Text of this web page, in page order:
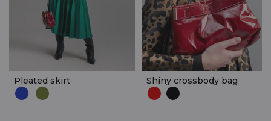
Pleated skirt Shiny crossbody bag